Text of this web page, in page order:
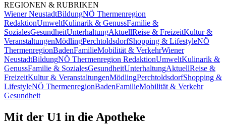
REGIONEN & RUBRIKEN
Wiener NeustadtBildungNÖ Thermenregion
RedaktionUmweltKulinarik & GenussFamilie &
SozialesGesundheitUnterhaltungAktuellReise & FreizeitKultur &
VeranstaltungenMödlingPerchtoldsdorfShopping & LifestyleNÖ
ThermenregionBadenFamilieMobilität & VerkehrWiener
NeustadtBildungNÖ Thermenregion RedaktionUmweltKulinarik &
GenussFamilie & SozialesGesundheitUnterhaltungAktuellReise &
FreizeitKultur & VeranstaltungenMödlingPerchtoldsdorfShopping &
LifestyleNÖ ThermenregionBadenFamilieMobilität & Verkehr
Gesundheit
Mit der U1 in die Apotheke